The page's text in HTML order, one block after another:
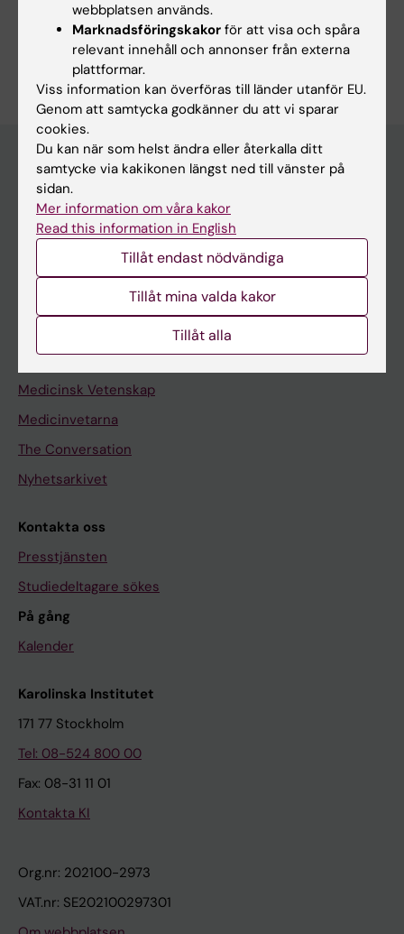
Upptäck KI
Utbildning
Forskarutbildning
Forskning
Om KI
Redaktionellt material
Medicinsk Vetenskap
Medicinvetarna
The Conversation
Nyhetsarkivet
Kontakta oss
Presstjänsten
Studiedeltagare sökes
På gång
Kalender
Karolinska Institutet
171 77 Stockholm
Tel: 08-524 800 00
Fax: 08-31 11 01
Kontakta KI
Org.nr: 202100-2973
VAT.nr: SE202100297301
webbplatsen används.
Marknadsföringskakor för att visa och spåra
relevant innehåll och annonser från externa
plattformar.
Viss information kan överföras till länder utanför EU.
Genom att samtycka godkänner du att vi sparar
cookies.
Du kan när som helst ändra eller återkalla ditt
samtycke via kakikonen längst ned till vänster på
sidan.
Mer information om våra kakor
Read this information in English
Tillåt endast nödvändiga
Tillåt mina valda kakor
Tillåt alla